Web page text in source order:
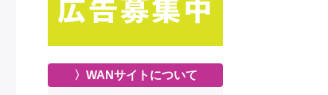
〉WANサイトについて